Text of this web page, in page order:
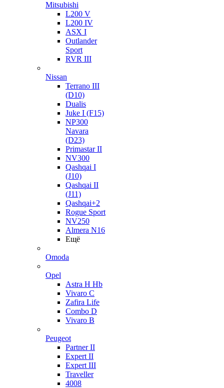
Mitsubishi
L200 V
L200 IV
ASX I
Outlander
Sport
RVR III
Nissan
Terrano III
(D10)
Dualis
Juke I (F15)
NP300
Navara
(D23)
Primastar II
NV300
Qashqai I
(J10)
Qashqai II
(J11)
Qashqai+2
Rogue Sport
NV250
Almera N16
Ещё
Omoda
Opel
Astra H Hb
Vivaro C
Zafira Life
Combo D
Vivaro B
Peugeot
Partner II
Expert II
Expert III
Traveller
4008